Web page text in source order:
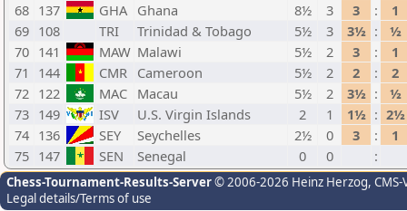
68 137 GHA Ghana 8½ 3 3 :
1
69 108 TRI Trinidad & Tobago 5½ 3 3½ :
½
70 141 MAW Malawi 5½ 2 3 :
1
71
144 CMR Cameroon 5½ 2 2 :
2
72 122 MAC Macau 5½ 2 3½ :
½
73 149 ISV U.S. Virgin Islands 2 1 1½ : 2½
74 136 SEY Seychelles 2½ 0 3 :
1
75 147 SEN Senegal 0 0 :
Chess-Tournament-Results-Server© 2006-2026 Heinz Herzog,
Legal details/Terms of use